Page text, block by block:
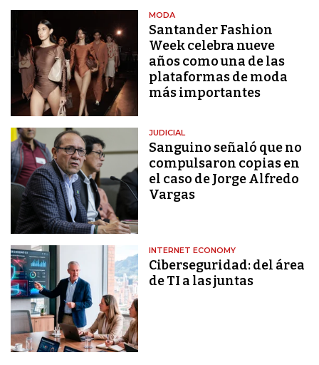
MODA
Santander Fashion
Week celebra nueve
años como una de las
plataformas de moda
más importantes
JUDICIAL
Sanguino señaló que no
compulsaron copias en
el caso de Jorge Alfredo
Vargas
INTERNET ECONOMY
Ciberseguridad: del área
de TI a las juntas